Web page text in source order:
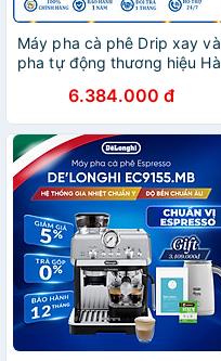
Máy pha cà phê Drip xay và
pha tự động thương hiệu Hà
HD7901/10 - Hàng chính
hãng (BH 1 NĂM)
6.384.000 đ